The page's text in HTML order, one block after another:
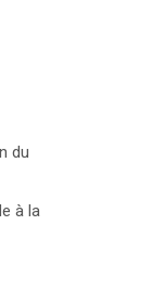
du
à la